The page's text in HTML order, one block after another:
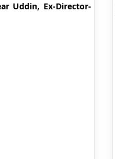
Uddin, Ex-Director-